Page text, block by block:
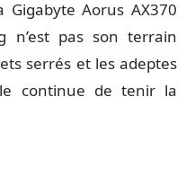
Aorus AX370
n’est pas son terrain
serrés et les adeptes
continue de tenir la